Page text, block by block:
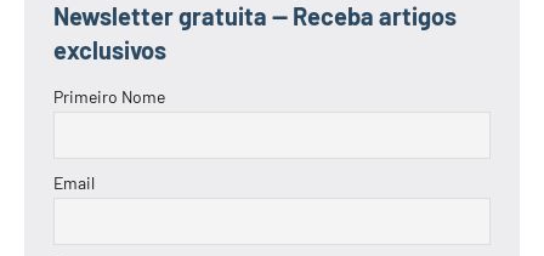
Newsletter gratuita — Receba artigos
exclusivos
Primeiro Nome
Email